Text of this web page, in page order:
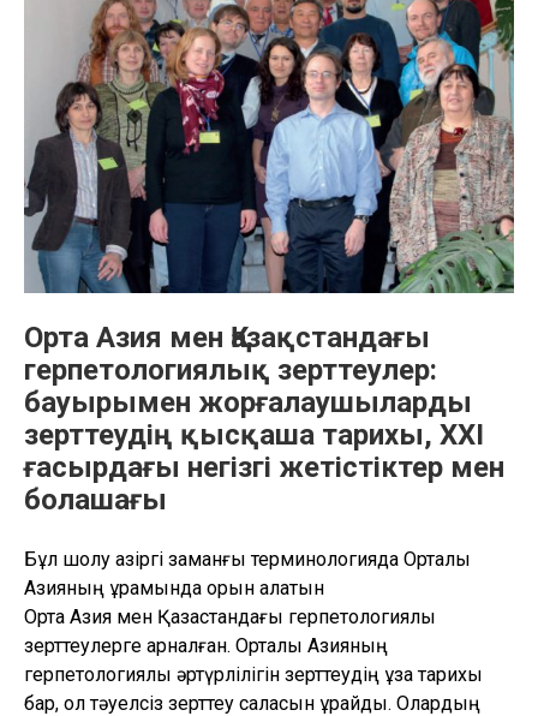
Орта Азия мен Қазақстандағы
герпетологиялық зерттеулер:
бауырымен жорғалаушыларды
зерттеудің қысқаша тарихы, XXI
ғасырдағы негізгі жетістіктер мен
болашағы
Бұл шолу қазіргі заманғы терминологияда Орталық
Азияның құрамында орын алатын
Орта Азия мен Қазақстандағы герпетологиялық
зерттеулерге арналған. Орталық Азияның
герпетологиялық әртүрлілігін зерттеудің ұзақ тарихы
бар, ол тәуелсіз зерттеу саласын құрайды. Олардың